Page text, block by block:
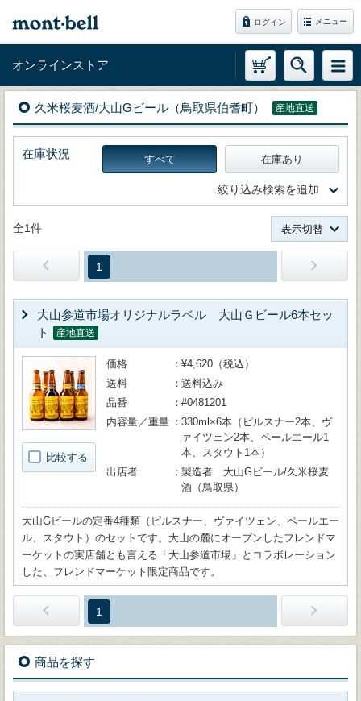
ログイン メニュー
オンラインストア
久米桜麦酒/大山Gビール（鳥取県伯耆町） 産地直送
在庫状況 すべて 在庫あり
絞り込み検索を追加
全1件 表示切替
1
大山参道市場オリジナルラベル 大山Ｇビール6本セッ
ト
産地直送
比較する
価格
¥4,620（税込）
送料
送料込み
品番
#0481201
内容量／重量
330ml×6本（ピルスナー2本、ヴ
ァイツェン2本、ペールエール1
本、スタウト1本）
出店者
製造者 大山Gビール/久米桜麦
酒（鳥取県）
大山Gビールの定番4種類（ピルスナー、ヴァイツェン、ペールエー
ル、スタウト）のセットです。大山の麓にオープンしたフレンドマ
ーケットの実店舗とも言える「大山参道市場」とコラボレーション
した、フレンドマーケット限定商品です。
1
商品を探す